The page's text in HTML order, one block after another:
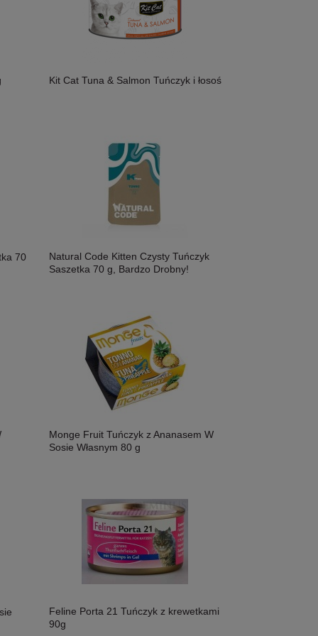
Kit Cat Tuna & Salmon Tuńczyk i łosoś
70
Natural Code Kitten Czysty Tuńczyk
Saszetka 70 g, Bardzo Drobny!
Monge Fruit Tuńczyk z Ananasem W
Sosie Własnym 80 g
Feline Porta 21 Tuńczyk z krewetkami
90g